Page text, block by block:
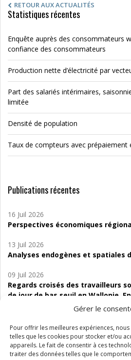
Gérer le
Pour offrir les meilleures expériences,
telles que les cookies pour stocker et/ou
appareils. Le fait de consentir à ces
traiter des données telles que le
RETOUR AUX ACTUALITÉS
Statistiques récentes
Enquête auprès des consommateurs
confiance des consommateurs
Production nette d’électricité par
Part des salariés intérimaires,
limitée
Densité de population
Taux de compteurs avec prépaiement
Publications récentes
16 Juil 2026
Perspectives économiques
13 Juil 2026
Analyses endogènes et spatiales
09 Juil 2026
Regards croisés des travailleurs
de jour de bas seuil en Wallonie.
06 Juil 2026
Étude d’évaluabilité des Structures
d’accompagnement à